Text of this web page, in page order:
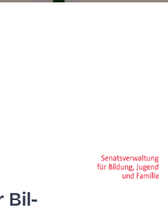
Bil­